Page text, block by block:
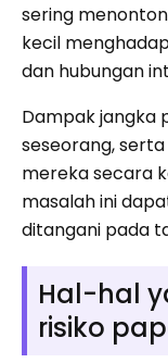
sering
kecil
dan hubungan
Dampak jangka
seseorang,
mereka secara
masalah ini
ditangani pada
Hal-hal
risiko